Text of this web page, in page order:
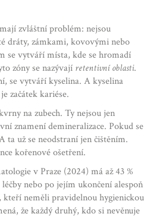
zvláštní problém: nejsou
dráty, zámkami, kovovými nebo
se vytváří místa, kde se hromadí
zóny se nazývají retentivní oblasti.
se vytváří kyselina. A kyselina
začátek kariése.
na zubech. Ty nejsou jen
znamení demineralizace. Pokud se
ta už se neodstraní jen čištěním.
kořenové ošetření.
v Praze (2024) má až 43 %
nebo po jejím ukončení alespoň
kteří neměli pravidelnou hygienickou
že každý druhý, kdo si nevěnuje